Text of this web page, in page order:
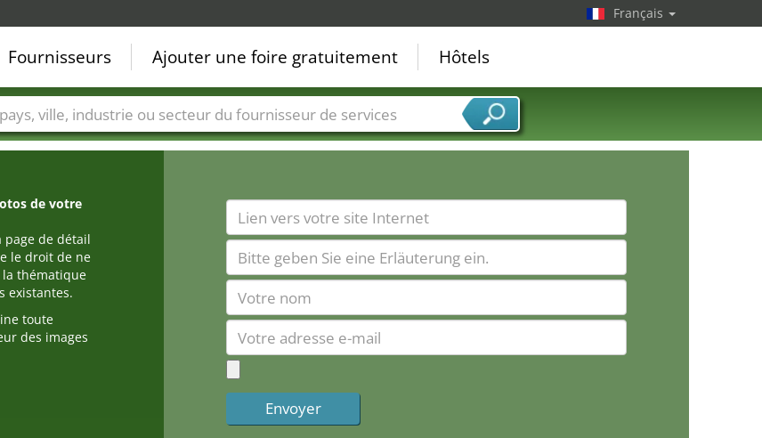
de votre
page de détail
le droit de ne
la thématique
existantes.
toute
des images
Français
Fournisseurs Ajouter une foire gratuitement Hôtels
Secteurs de foire Secteurs du fournisseur de services